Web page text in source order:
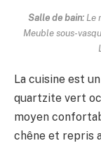
Salle de bain: Le
Meuble sous-
La cuisine est
quartzite vert
moyen
chêne et repris